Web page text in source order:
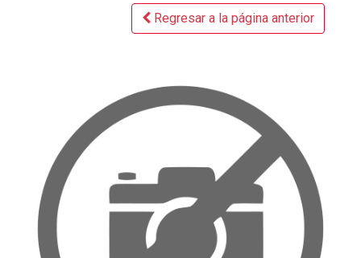
Regresar a la página anterior